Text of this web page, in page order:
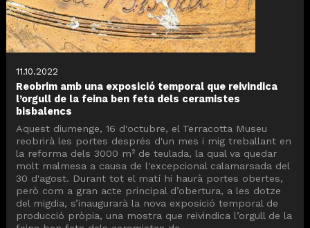
11.10.2022
Reobrim amb una exposició temporal que reivindica
l’orgull de la feina ben feta dels ceramistes
bisbalencs
Aquest diumenge, 16 d'octubre, el Terracotta Museu
reobrirà les portes després d'un mes i mig treballant en
la reforma dels 3000 m² de teulada, la qual va quedar
molt malmesa a causa de l'excepcional calamarsada del
30 d'agost. Durant tot el matí hi haurà portes obertes,
però com a gran acte principal d’obertura, a les dotze
del migdia, s’inaugurarà la nova exposició temporal de
producció pròpia, una mostra que reivindica l’orgull de la